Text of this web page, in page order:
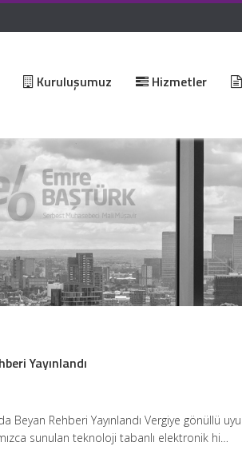
Kuruluşumuz Hizmetler
Yayınlandı
Beyan Rehberi Yayınlandı Vergiye gönüllü
sunulan teknoloji tabanlı elektronik hi…